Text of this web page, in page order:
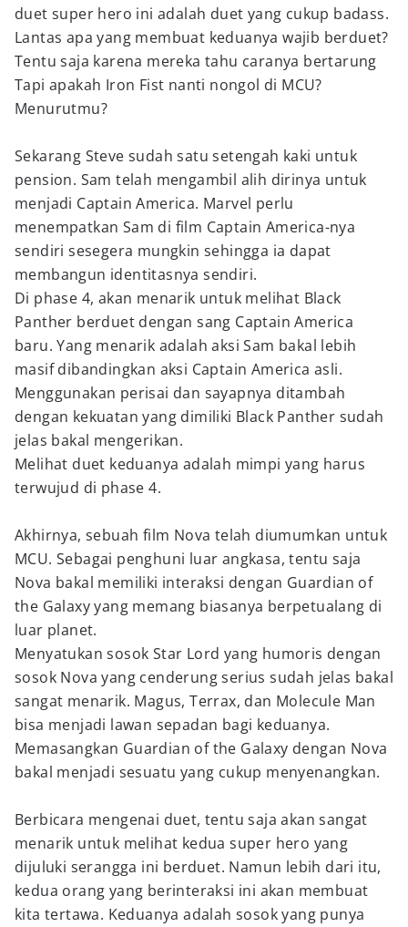
duet super hero ini adalah duet yang cukup badass.
Lantas apa yang membuat keduanya wajib berduet?
Tentu saja karena mereka tahu caranya bertarung
Tapi apakah Iron Fist nanti nongol di MCU?
Menurutmu?
Sekarang Steve sudah satu setengah kaki untuk
pension. Sam telah mengambil alih dirinya untuk
menjadi Captain America. Marvel perlu
menempatkan Sam di film Captain America-nya
sendiri sesegera mungkin sehingga ia dapat
membangun identitasnya sendiri.
Di phase 4, akan menarik untuk melihat Black
Panther berduet dengan sang Captain America
baru. Yang menarik adalah aksi Sam bakal lebih
masif dibandingkan aksi Captain America asli.
Menggunakan perisai dan sayapnya ditambah
dengan kekuatan yang dimiliki Black Panther sudah
jelas bakal mengerikan.
Melihat duet keduanya adalah mimpi yang harus
terwujud di phase 4.
Akhirnya, sebuah film Nova telah diumumkan untuk
MCU. Sebagai penghuni luar angkasa, tentu saja
Nova bakal memiliki interaksi dengan Guardian of
the Galaxy yang memang biasanya berpetualang di
luar planet.
Menyatukan sosok Star Lord yang humoris dengan
sosok Nova yang cenderung serius sudah jelas bakal
sangat menarik. Magus, Terrax, dan Molecule Man
bisa menjadi lawan sepadan bagi keduanya.
Memasangkan Guardian of the Galaxy dengan Nova
bakal menjadi sesuatu yang cukup menyenangkan.
Berbicara mengenai duet, tentu saja akan sangat
menarik untuk melihat kedua super hero yang
dijuluki serangga ini berduet. Namun lebih dari itu,
kedua orang yang berinteraksi ini akan membuat
kita tertawa. Keduanya adalah sosok yang punya